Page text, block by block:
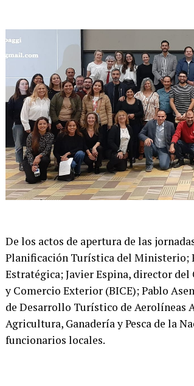
De los actos de apertura de las
Planificación Turística del Ministerio;
Estratégica; Javier Espina, director
y Comercio Exterior (BICE); Pablo
de Desarrollo Turístico de Aerolíneas
Agricultura, Ganadería y Pesca de la
funcionarios locales.